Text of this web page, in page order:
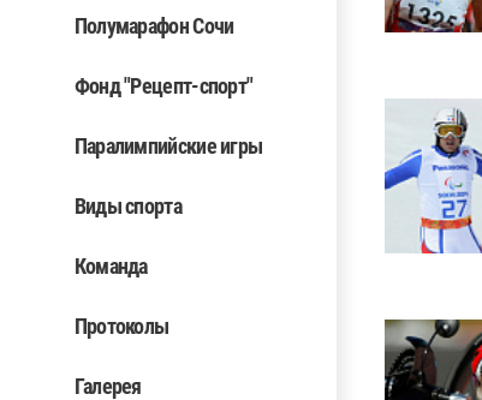
Полумарафон Сочи
Фонд "Рецепт-спорт"
Паралимпийские игры
Виды спорта
Команда
Протоколы
Галерея